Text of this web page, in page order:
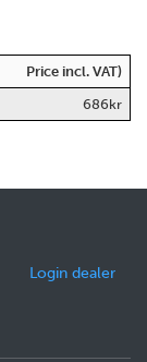
Price incl. VAT)
686kr
Login dealer